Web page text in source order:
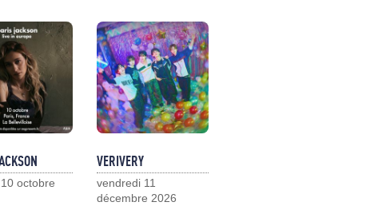
octobre
VERIVERY
vendredi 11
décembre 2026